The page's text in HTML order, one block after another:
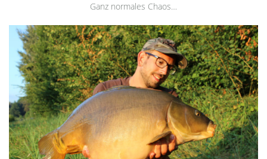
Ganz normales Chaos…